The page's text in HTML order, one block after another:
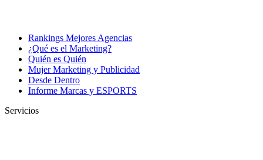
Rankings Mejores Agencias
¿Qué es el Marketing?
Quién es Quién
Mujer Marketing y Publicidad
Desde Dentro
Informe Marcas y ESPORTS
Servicios